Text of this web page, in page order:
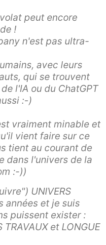
peut encore
!
n'est pas ultra-
avec leurs
qui se trouvent
l'IA ou du ChatGPT
:-)
vraiment minable et
vient faire sur ce
tient au courant de
dans l'univers de la
:-))
UNIVERS
années et je suis
puissent exister :
TRAVAUX et LONGUE